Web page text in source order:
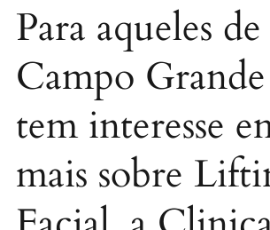
Para aqueles de
Campo
tem interesse
mais sobre